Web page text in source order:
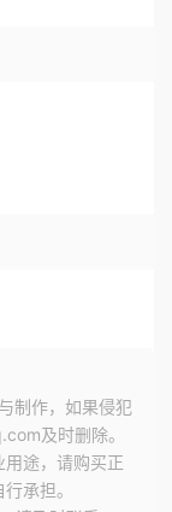
制作，如果侵犯
及时删除。
途，请购买正
承担。